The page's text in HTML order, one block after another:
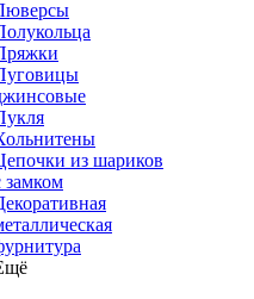
из шариков
замком